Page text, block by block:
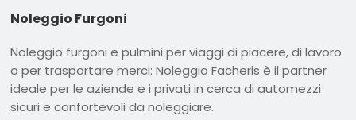
Noleggio Furgoni
Noleggio furgoni e pulmini per viaggi di piacere, di lavoro
o per trasportare merci: Noleggio Facheris è il partner
ideale per le aziende e i privati in cerca di automezzi
sicuri e confortevoli da noleggiare.